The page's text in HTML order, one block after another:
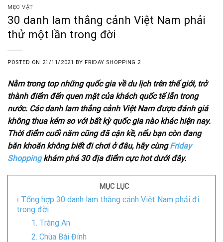
MẸO VẶT
30 danh lam thắng cảnh Việt Nam phải
thử một lần trong đời
POSTED ON 21/11/2021 BY FRIDAY SHOPPING 2
Nằm trong top những quốc gia về du lịch trên thế giới, trở
thành điểm đến quen mặt của khách quốc tế lẫn trong
nước. Các danh lam thắng cảnh Việt Nam được đánh giá
không thua kém so với bất kỳ quốc gia nào khác hiện nay.
Thời điểm cuối năm cũng đã cận kề, nếu bạn còn đang
băn khoăn không biết đi chơi ở đâu, hãy cùngFriday
Shoppingkhám phá 30 địa điểm cực hot dưới đây.
MỤC LỤC
› Tổng hợp 30 danh lam thắng cảnh Việt Nam phải đi
trong đời
1. Tràng An
2. Chùa Bái Đính